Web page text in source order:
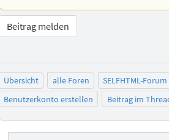
Beitrag melden
Übersicht alle Foren
SELFHTML-Forum
Benutzerkonto erstellen
Beitrag im